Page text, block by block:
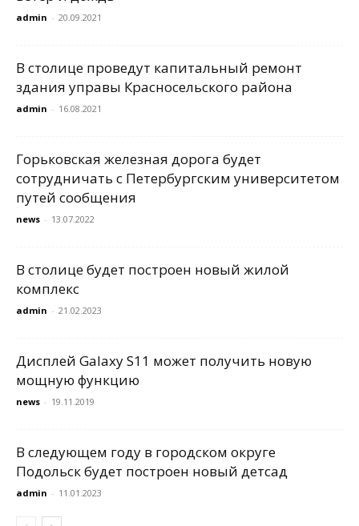
admin - 20.09.2021
В столице проведут капитальный ремонт
здания управы Красносельского района
admin - 16.08.2021
Горьковская железная дорога будет
сотрудничать с Петербургским университетом
путей сообщения
news - 13.07.2022
В столице будет построен новый жилой
комплекс
admin - 21.02.2023
Дисплей Galaxy S11 может получить новую
мощную функцию
news - 19.11.2019
В следующем году в городском округе
Подольск будет построен новый детсад
admin - 11.01.2023